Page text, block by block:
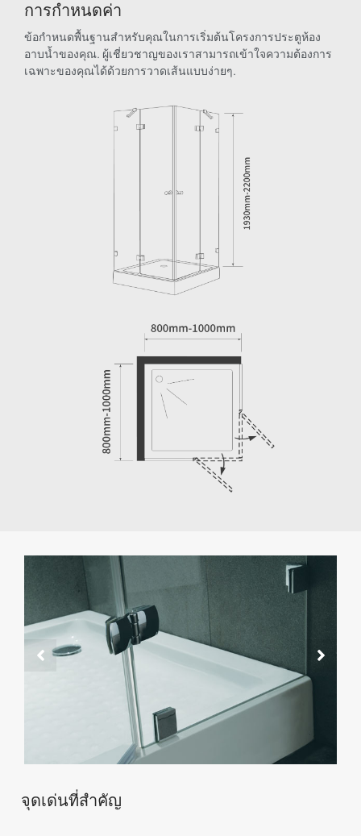
การกำหนดค่า
ข้อกำหนดพื้นฐานสำหรับคุณในการเริ่มต้นโครงการประตูห้อง
อาบน้ำของคุณ. ผู้เชี่ยวชาญของเราสามารถเข้าใจความต้องการ
เฉพาะของคุณได้ด้วยการวาดเส้นแบบง่ายๆ.
ด้ามจับแบบเรียบง่าย
แท่งรองรับที่แข็งแกร่ง
304 ที่หนีบกระจกสแตนเลส
จุดเด่นที่สำคัญ